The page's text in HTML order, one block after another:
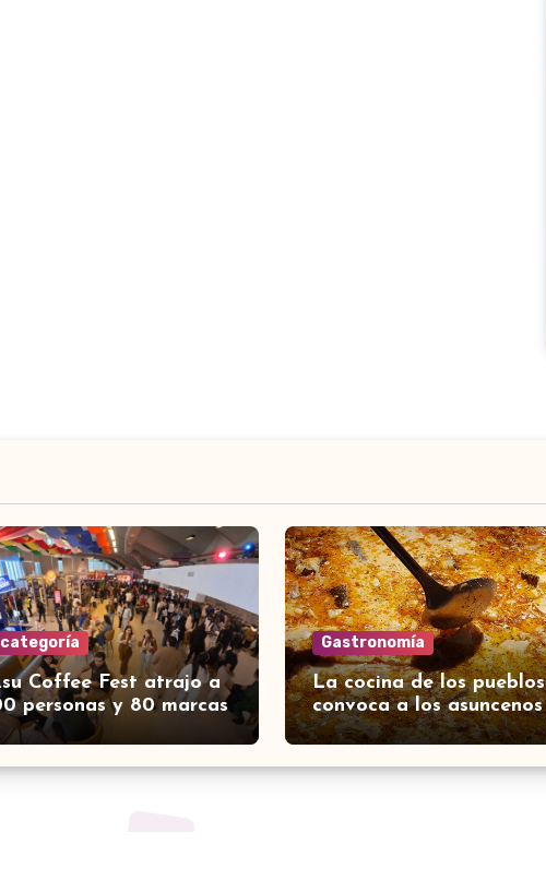
categoría
Coffee Fest atrajo a
personas y 80 marcas
Gastronomía
La cocina de los pueblos
convoca a los asuncenos